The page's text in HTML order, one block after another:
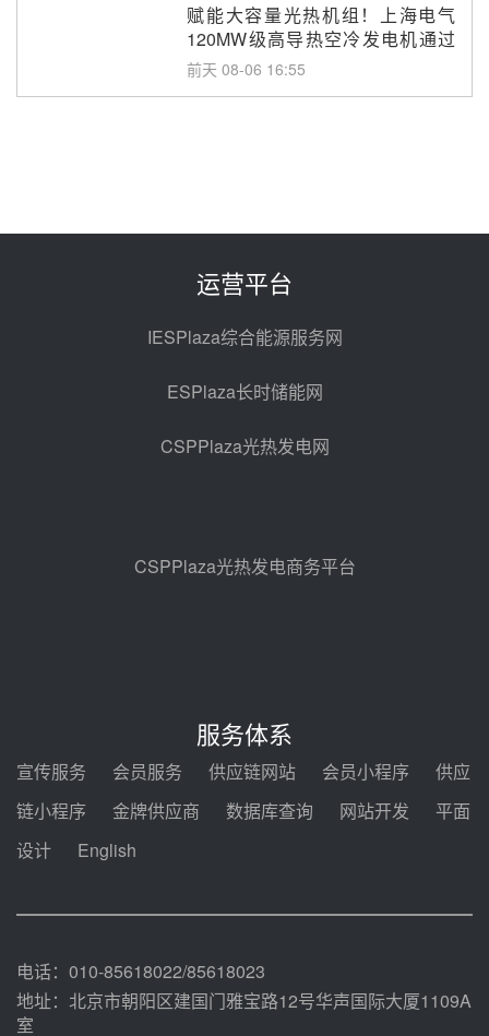
赋能大容量光热机组！上海电气
120MW级高导热空冷发电机通过
型式试验
前天 08-06 16:55
100MW光工程性能试验采购
光热示范电站二列蒸汽发生器设备
亚核阀业中标天山北麓100MW光
热发电工程EPC总承包项目熔盐截
止阀、熔盐三偏心蝶阀采购
08-05 17:15
包项目熔盐介质超声波流量计采购
08-05 17:09
电机组灵活性改造项目三元液态盐
采购合同
迪尔化工预中标华能西安热工院
2026-2029年熔盐介质框架协议
100MW光热项目机组调试及性能
运营平台
IESPlaza综合能源服务网
ESPlaza长时储能网
CSPPlaza光热发电网
CSPPlaza光热发电商务平台
服务体系
宣传服务 会员服务 供应链网站 会员小程序
供应
链小程序
金牌供应商 数据库查询 网站开发
平面
设计
English
电话：010-85618022/85618023
地址：北京市朝阳区建国门雅宝路12号华声国际大厦1109A
室